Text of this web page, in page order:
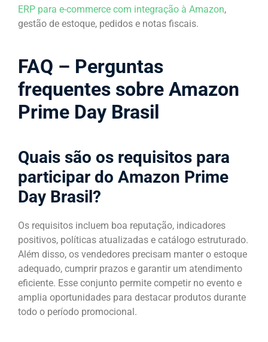
ERP para e-commerce com integração à Amazon,
gestão de estoque, pedidos e notas fiscais.
FAQ – Perguntas
frequentes sobre Amazon
Prime Day Brasil
Quais são os requisitos para
participar do Amazon Prime
Day Brasil?
Os requisitos incluem boa reputação, indicadores
positivos, políticas atualizadas e catálogo estruturado.
Além disso, os vendedores precisam manter o estoque
adequado, cumprir prazos e garantir um atendimento
eficiente. Esse conjunto permite competir no evento e
amplia oportunidades para destacar produtos durante
todo o período promocional.